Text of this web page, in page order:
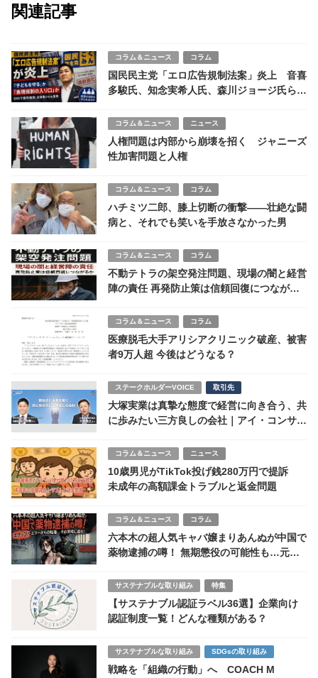
関連記事
コラム＆ニュース コラム
国民民主党「エロ広告規制法案」炎上 音喜
多駿氏、知念実希人氏、森川ジョージ氏らが
コラム＆ニュース ニュース
人権問題は内部から崩壊を招く ジャニーズ
性加害問題と人権
コラム＆ニュース コラム
ハチミツ二郎、膝上切断の衝撃——壮絶な闘
病と、それでも笑いを手放さなかった男
コラム＆ニュース コラム
不動テトラの架空発注問題、現場の闇と経営
陣の責任 再発防止策は信頼回復につながる
コラム＆ニュース コラム
医療脱毛大手アリシアクリニック破産、被害
者9万人超 今後はどうなる？
ステークホルダーVOICE 取引先
大塚実業は真摯な態度で経営に向き合う、共
に歩みたい三方良しの会社｜アイ・コンサル
コラム＆ニュース ニュース
10歳男児がTikTok投げ銭280万円で提訴
未成年の高額課金トラブルと返金問題
コラム＆ニュース コラム
六本木の超人気キャバ嬢まりあんぬが中国で
薬物逮捕の噂！ 無期懲役の可能性も…元サ
サステナブルな取り組み 特集
【サステナブル認証ラベル36選】企業向け
認証制度一覧！どんな種類がある？
サステナブルな取り組み SDGsの取り組み
戦略を「組織の行動」へ COACH M